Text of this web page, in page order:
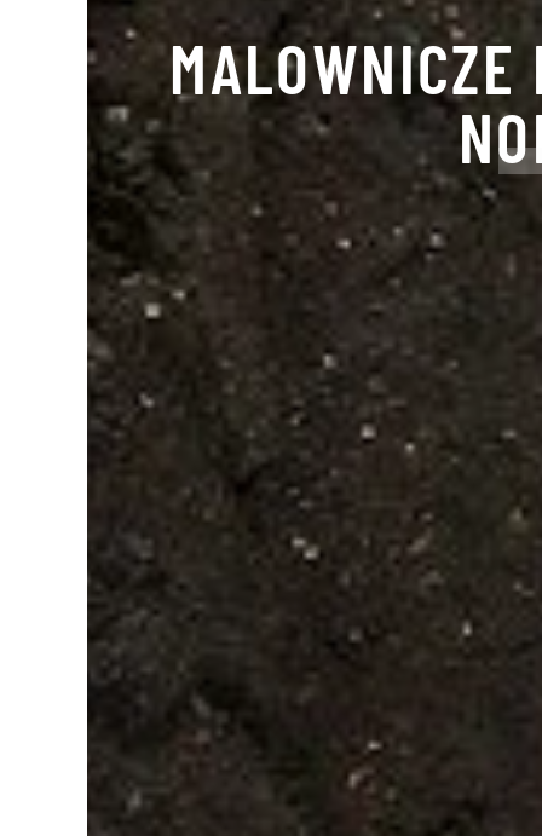
MALOWNICZE